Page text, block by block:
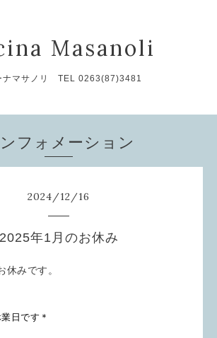
Masanoli
ナマサノリ TEL 0263(87)3481
フォメーション
2024/12/16
2025年1月のお休み
休みです。
日です＊